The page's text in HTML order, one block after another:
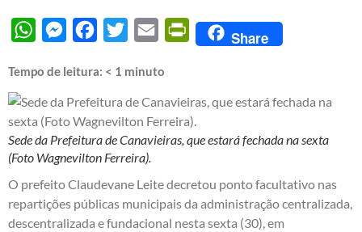
WhatsAppMessengerFacebook
Twitter Email PrintFriendly
Share
Tempo de leitura: < 1 minuto
Sede da Prefeitura de Canavieiras, que estará fechada na sexta
(Foto Wagnevilton Ferreira).
O prefeito Claudevane Leite decretou ponto facultativo nas
repartições públicas municipais da administração centralizada,
descentralizada e fundacional nesta sexta (30), em